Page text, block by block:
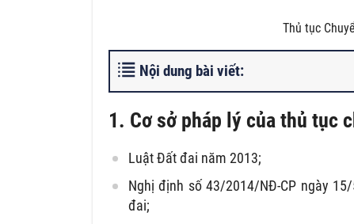
Thủ tục
Nội dung bài viết:
1. Cơ sở pháp lý của thủ tục
Luật Đất đai năm 2013;
Nghị định số 43/2014/NĐ-CP ngày
đai;